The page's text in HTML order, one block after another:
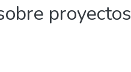
proyectos